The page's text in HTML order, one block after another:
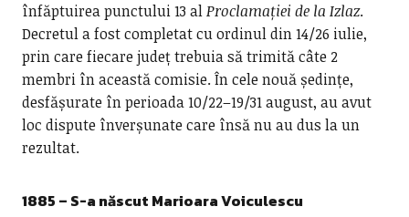
înfăptuirea punctului 13 alProclamației de la Izlaz.
Decretul a fost completat cu ordinul din 14/26 iulie,
prin care fiecare județ trebuia să trimită câte 2
membri în această comisie. În cele nouă ședințe,
desfășurate în perioada 10/22–19/31 august, au avut
loc dispute înverșunate care însă nu au dus la un
rezultat.
1885 – S-a născut Marioara Voiculescu